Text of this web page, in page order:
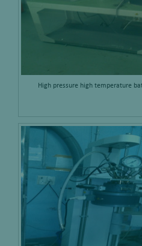
High pressure high temperature